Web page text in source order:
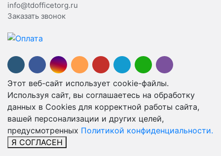
info@tdofficetorg.ru
Заказать звонок
Этот веб-сайт использует cookie-файлы.
Используя сайт, вы соглашаетесь на обработку
данных в Cookies для корректной работы сайта,
вашей персонализации и других целей,
предусмотренных Политикой конфиденциальности.
Я СОГЛАСЕН